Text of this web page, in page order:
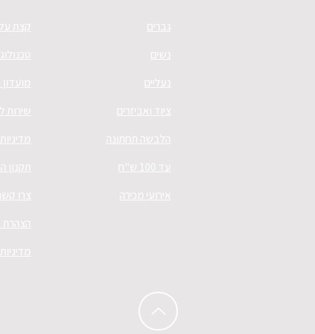
גברים
נשים
נעליים
ציוד ואביזרים
הלבשה תחתונה
עד 100 ש"ח
אירועי מכירה
קצת
שירות
תקנון
צרו
הצהרת